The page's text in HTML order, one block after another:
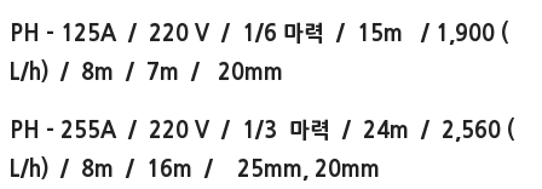
PH - 125A / 220 V / 1/6 마력 / 15m / 1,900 (
L/h) / 8m / 7m / 20mm
PH - 255A / 220 V / 1/3 마력 / 24m / 2,560 (
L/h) / 8m / 16m / 25mm, 20mm